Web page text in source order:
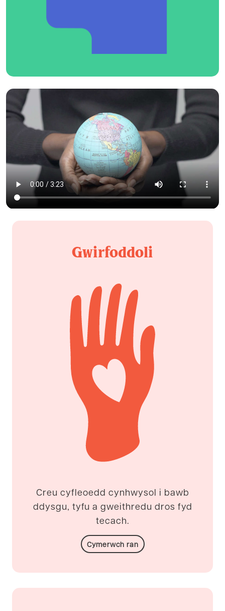
Gwirfoddoli
Creu cyfleoedd cynhwysol i bawb
ddysgu, tyfu a gweithredu dros fyd
tecach.
Cymerwch ran